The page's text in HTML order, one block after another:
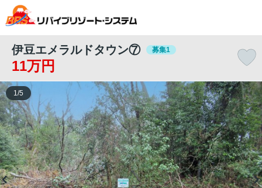
伊豆エメラルドタウン⑦ 募集1
11万円
1 /5